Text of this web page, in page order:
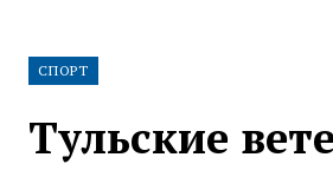
СПОРТ
Тульские